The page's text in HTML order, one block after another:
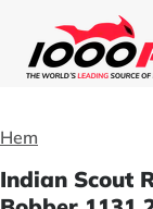
Hem
Indian Scout